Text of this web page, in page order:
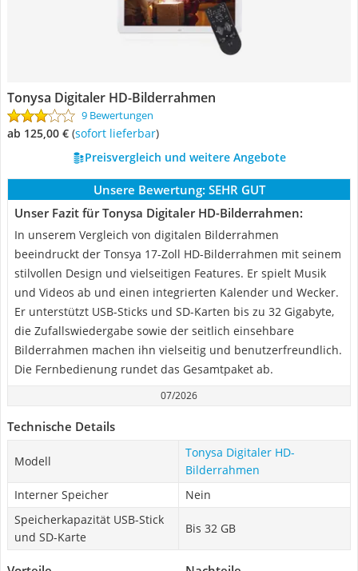
Tonysa Digitaler HD-Bilderrahmen
9 Bewertungen
ab 125,00 € ( Sofort lieferbar)
Preisvergleich und weitere Angebote
Unsere Bewertung: SEHR GUT
Unser Fazit für Tonysa Digitaler HD-Bilderrahmen:
In unserem Vergleich von digitalen Bilderrahmen
beeindruckt der Tonsya 17-Zoll HD-Bilderrahmen mit seinem
stilvollen Design und vielseitigen Features. Er spielt Musik
und Videos ab und einen integrierten Kalender und Wecker.
Er unterstützt USB-Sticks und SD-Karten bis zu 32 Gigabyte,
die Zufallswiedergabe sowie der seitlich einsehbare
Bilderrahmen machen ihn vielseitig und benutzerfreundlich.
Die Fernbedienung rundet das Gesamtpaket ab.
07/2026
Technische Details
Modell
Tonysa Digitaler HD-
Bilderrahmen
Interner Speicher
Nein
Speicherkapazität USB-Stick
und SD-Karte
Bis 32 GB